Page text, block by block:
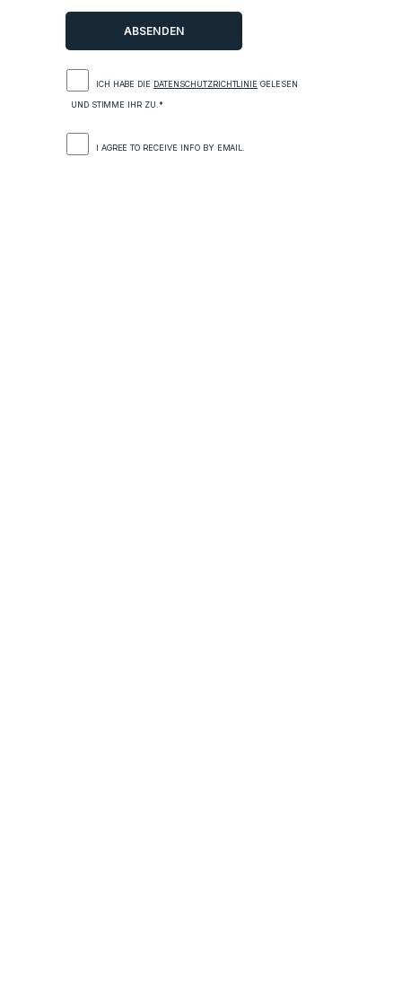
ICH HABE DIE DATENSCHUTZRICHTLINIE GELESEN
UND STIMME IHR ZU.*
I AGREE TO RECEIVE INFO BY EMAIL.